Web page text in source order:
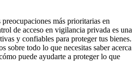
más prioritarias en
de acceso en vigilancia privada es una
y confiables para proteger tus bienes.
sobre todo lo que necesitas saber acerca
puede ayudarte a proteger lo que